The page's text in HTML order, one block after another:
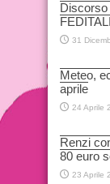
Discorso
31
Meteo,
aprile
24 Aprile
Renzi
80 euro
23 Aprile